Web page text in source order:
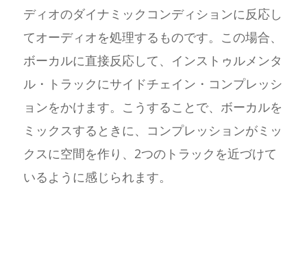
ディオのダイナミックコンディションに反応し
てオーディオを処理するものです。この場合、
ボーカルに直接反応して、インストゥルメンタ
ル・トラックにサイドチェイン・コンプレッシ
ョンをかけます。こうすることで、ボーカルを
ミックスするときに、コンプレッションがミッ
クスに空間を作り、2つのトラックを近づけて
いるように感じられます。